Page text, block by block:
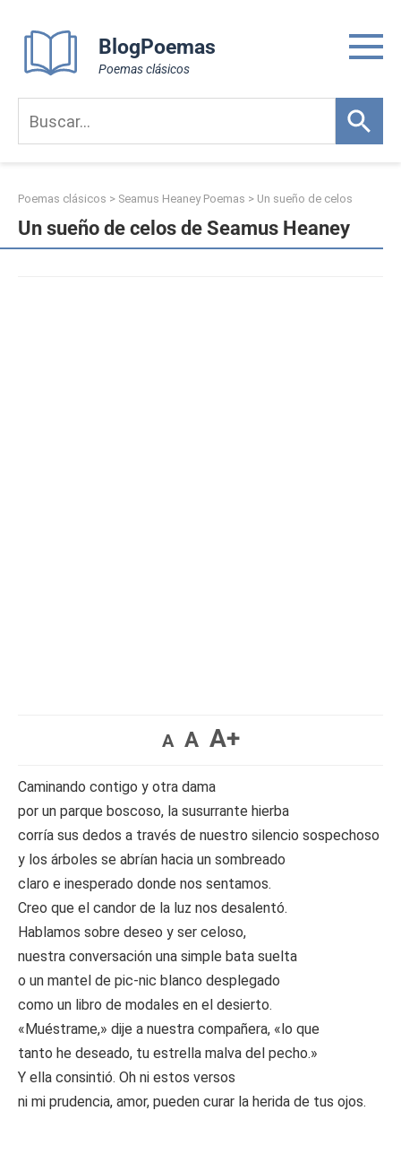
content
BlogPoemas
Poemas clásicos
Poemas clásicos > Seamus Heaney Poemas > Un sueño de celos
Un sueño de celos de Seamus Heaney
A A A+
Caminando contigo y otra dama
por un parque boscoso, la susurrante hierba
corría sus dedos a través de nuestro silencio sospechoso
y los árboles se abrían hacia un sombreado
claro e inesperado donde nos sentamos.
Creo que el candor de la luz nos desalentó.
Hablamos sobre deseo y ser celoso,
nuestra conversación una simple bata suelta
o un mantel de pic-nic blanco desplegado
como un libro de modales en el desierto.
«Muéstrame,» dije a nuestra compañera, «lo que
tanto he deseado, tu estrella malva del pecho.»
Y ella consintió. Oh ni estos versos
ni mi prudencia, amor, pueden curar la herida de tus ojos.